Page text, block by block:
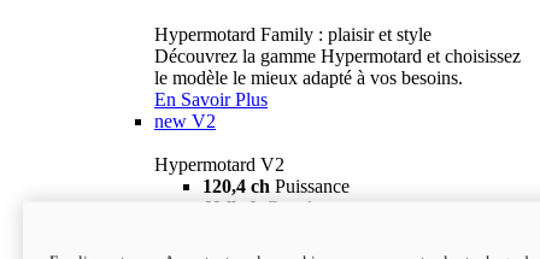
Hypermotard Family : plaisir et style
Découvrez la gamme Hypermotard et choisissez
le modèle le mieux adapté à vos besoins.
En Savoir Plus
new V2
Hypermotard V2
120,4 ch Puissance
69 lb-ft
Couple
18 895 $